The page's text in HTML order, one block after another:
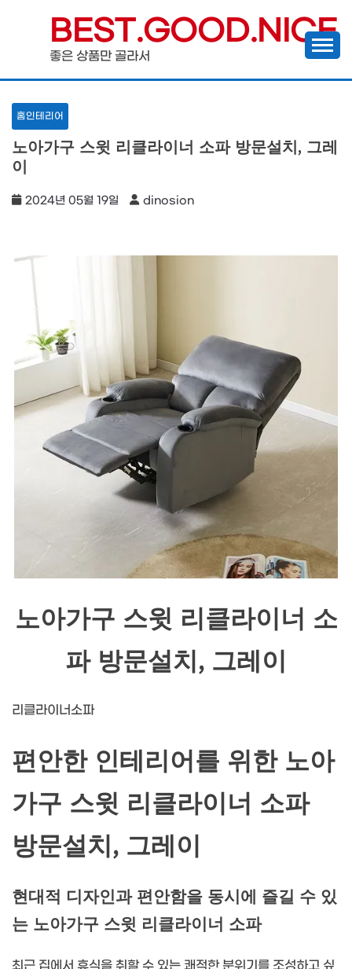
content
BEST.GOOD.NICE
좋은 상품만 골라서
홈인테리어
노아가구 스윗 리클라이너 소파 방문설치, 그레
이
2024년 05월 19일 dinosion
노아가구 스윗 리클라이너 소
파 방문설치, 그레이
리클라이너소파
편안한 인테리어를 위한 노아
가구 스윗 리클라이너 소파
방문설치, 그레이
현대적 디자인과 편안함을 동시에 즐길 수 있
는 노아가구 스윗 리클라이너 소파
최근 집에서 휴식을 취할 수 있는 쾌적한 분위기를 조성하고 싶